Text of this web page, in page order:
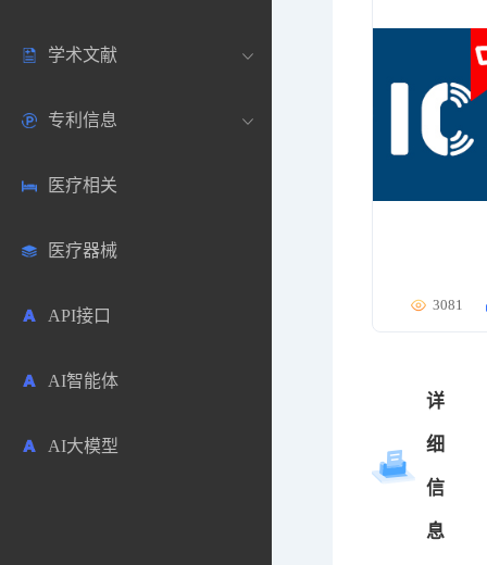
药典网站
药物临床
生物数据库
药品市场信息
合成化工
药物分析
毒性数据库
原辅料包材
美国
欧洲
日本
其他各国
医药新闻
医药论坛
药研咨询
医药科普
学术文献
学术搜索
SciHub文献
文献下载
文献管理
专利信息
各国专利局官方查询
医药专利
商业专利数据库
免费专利库
医疗相关
医疗器械
API接口
AI智能体
AI大模型
3081
详
细
信
息